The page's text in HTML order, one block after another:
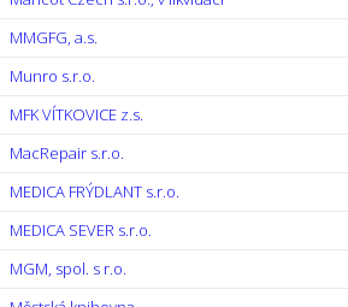
MMGFG, a.s.
Munro s.r.o.
MFK VÍTKOVICE z.s.
MacRepair s.r.o.
MEDICA FRÝDLANT s.r.o.
MEDICA SEVER s.r.o.
MGM, spol. s r.o.